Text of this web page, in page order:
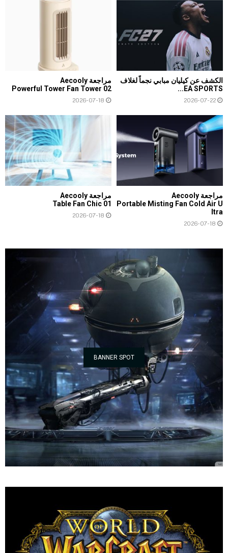
الكشف عن كيليان مبابي نجماً لغلاف
EA SPORTS...
2026-07-22
مراجعة Aecooly
Powerful Tower Fan Tower 02
2026-07-18
مراجعة Aecooly
Portable Misting Fan Cold Air U
ltra
2026-07-18
مراجعة Aecooly
Table Fan Chic 01
2026-07-18
BANNER SPOT